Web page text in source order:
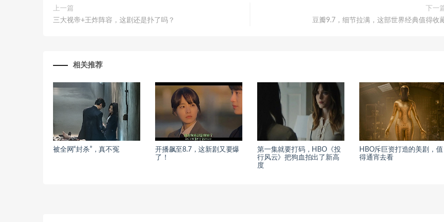
上一篇
三大视帝+王炸阵容，这剧还是扑了吗？
下一
豆瓣9.7，细节拉满，这部世界经典值得收
相关推荐
被全网“封杀”，真不冤
开播飙至8.7，这新剧又要爆
了！
第一集就要打码，HBO《投
行风云》把狗血拍出了新高
度
HBO斥巨资打造的美剧，值
得通宵去看